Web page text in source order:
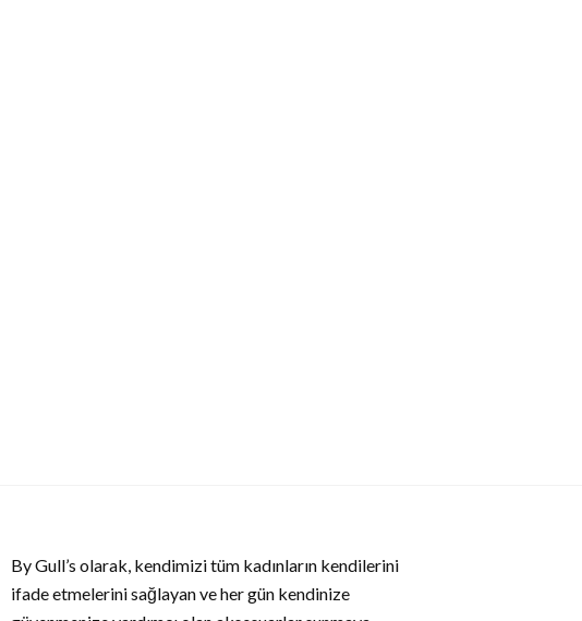
By Gull’s olarak, kendimizi tüm kadınların kendilerini
ifade etmelerini sağlayan ve her gün kendinize